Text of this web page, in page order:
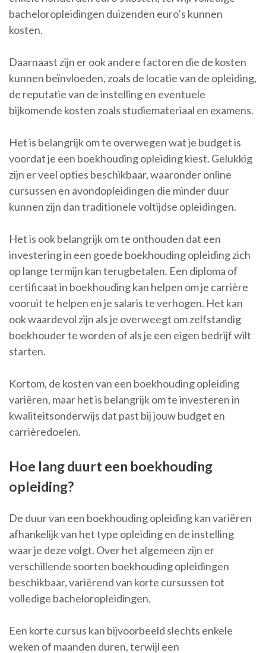
bacheloropleidingen duizenden euro’s kunnen
kosten.
Daarnaast zijn er ook andere factoren die de kosten
kunnen beïnvloeden, zoals de locatie van de opleiding,
de reputatie van de instelling en eventuele
bijkomende kosten zoals studiemateriaal en examens.
Het is belangrijk om te overwegen wat je budget is
voordat je een boekhouding opleiding kiest. Gelukkig
zijn er veel opties beschikbaar, waaronder online
cursussen en avondopleidingen die minder duur
kunnen zijn dan traditionele voltijdse opleidingen.
Het is ook belangrijk om te onthouden dat een
investering in een goede boekhouding opleiding zich
op lange termijn kan terugbetalen. Een diploma of
certificaat in boekhouding kan helpen om je carrière
vooruit te helpen en je salaris te verhogen. Het kan
ook waardevol zijn als je overweegt om zelfstandig
boekhouder te worden of als je een eigen bedrijf wilt
starten.
Kortom, de kosten van een boekhouding opleiding
variëren, maar het is belangrijk om te investeren in
kwaliteitsonderwijs dat past bij jouw budget en
carrièredoelen.
Hoe lang duurt een boekhouding
opleiding?
De duur van een boekhouding opleiding kan variëren
afhankelijk van het type opleiding en de instelling
waar je deze volgt. Over het algemeen zijn er
verschillende soorten boekhouding opleidingen
beschikbaar, variërend van korte cursussen tot
volledige bacheloropleidingen.
Een korte cursus kan bijvoorbeeld slechts enkele
weken of maanden duren, terwijl een